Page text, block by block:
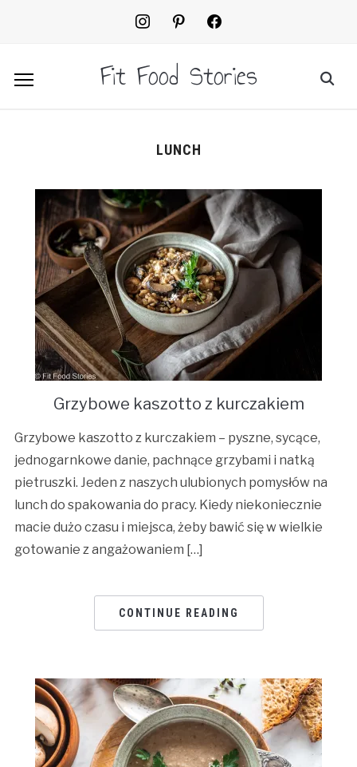
instagrampinterestfacebook2
Fit Food Stories
LUNCH
Grzybowe kaszotto z kurczakiem
Grzybowe kaszotto z kurczakiem – pyszne, sycące,
jednogarnkowe danie, pachnące grzybami i natką
pietruszki. Jeden z naszych ulubionych pomysłów na
lunch do spakowania do pracy. Kiedy niekoniecznie
macie dużo czasu i miejsca, żeby bawić się w wielkie
gotowanie z angażowaniem […]
CONTINUE READING